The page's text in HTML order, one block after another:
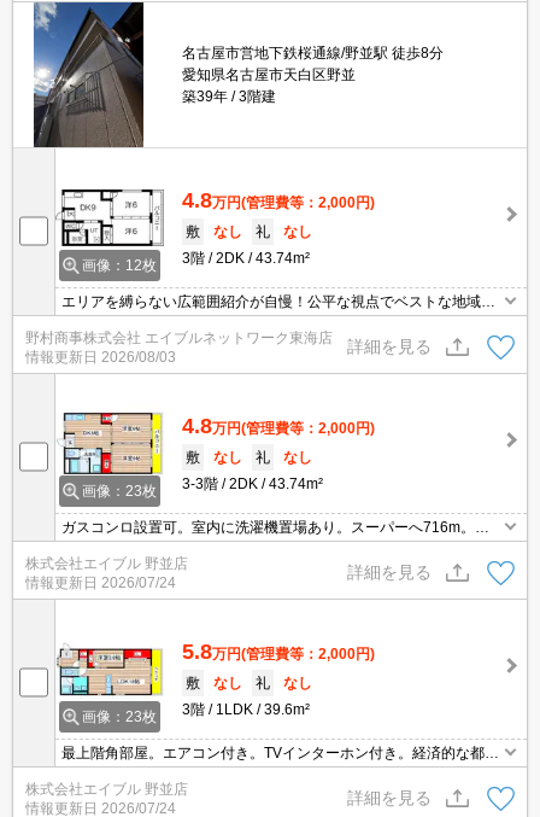
名古屋市営地下鉄桜通線/野並駅 徒歩8分
愛知県名古屋市天白区野並
築39年
3階建
画像：12枚
4.8万円(管理費等：2,000円)
敷
なし 礼
なし
3階
2DK 43.74m²
エリアを縛らない広範囲紹介が自慢！公平な視点でベストな地域を
ご提案します。現地集合・オンライン対応！
野村商事株式会社 エイブルネットワーク東海店
情報更新日 2026/08/03
詳細を見る
画像：23枚
4.8万円(管理費等：2,000円)
敷
なし 礼
なし
3-3階
2DK 43.74m²
ガスコンロ設置可。室内に洗濯機置場あり。スーパーへ716m。コ
ンビニへ468m。
株式会社エイブル 野並店
情報更新日 2026/07/24
詳細を見る
画像：23枚
5.8万円(管理費等：2,000円)
敷
なし 礼
なし
3階
1LDK 39.6m²
最上階角部屋。エアコン付き。TVインターホン付き。経済的な都市
ガス使用。シャワー付独立洗面台。コンビニへ500m。ドラッグス
トアーへ550m。
株式会社エイブル 野並店
情報更新日 2026/07/24
詳細を見る